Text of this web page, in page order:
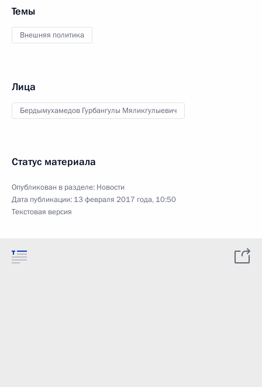
Темы
Внешняя политика
Лица
Бердымухамедов Гурбангулы Мяликгулыевич
Статус материала
Опубликован в разделе: Новости
Дата публикации: 13 февраля 2017 года, 10:50
Текстовая версия